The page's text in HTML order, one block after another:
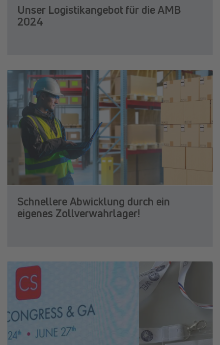
Unser Logistikangebot für die AMB
2024
Schnellere Abwicklung durch ein
eigenes Zollverwahrlager!